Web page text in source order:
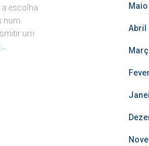
a escolha
num
um
Abril